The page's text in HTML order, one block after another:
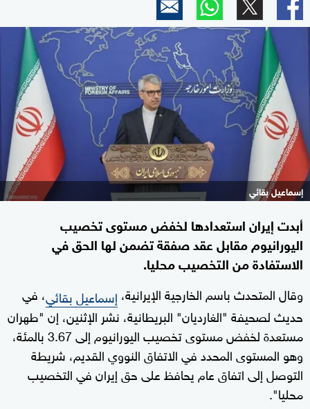
إسماعيل بقائي
أبدت إيران استعدادها لخفض مستوى تخصيب
اليورانيوم مقابل عقد صفقة تضمن لها الحق في
الاستفادة من التخصيب محليا.
وقال المتحدث باسم الخارجية الإيرانية، إسماعيل بقائي، في
حديث لصحيفة "الغارديان" البريطانية، نشر الإثنين، إن "طهران
مستعدة لخفض مستوى تخصيب اليورانيوم إلى 3.67 بالمئة،
وهو المستوى المحدد في الاتفاق النووي القديم، شريطة
التوصل إلى اتفاق عام يحافظ على حق إيران في التخصيب
محليا".